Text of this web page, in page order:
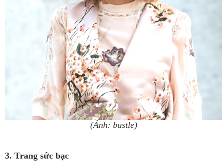
(Ảnh: bustle)
3. Trang sức bạc